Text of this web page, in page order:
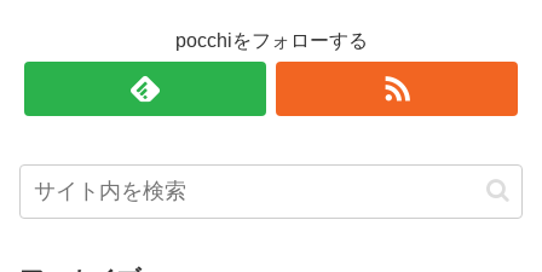
pocchiをフォローする